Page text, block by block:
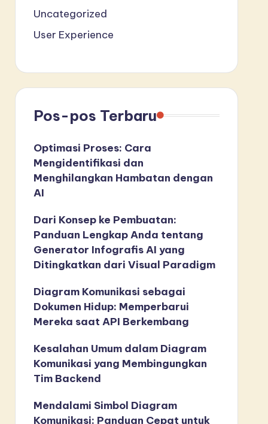
Uncategorized
User Experience
Pos-pos Terbaru
Optimasi Proses: Cara
Mengidentifikasi dan
Menghilangkan Hambatan dengan
AI
Dari Konsep ke Pembuatan:
Panduan Lengkap Anda tentang
Generator Infografis AI yang
Ditingkatkan dari Visual Paradigm
Diagram Komunikasi sebagai
Dokumen Hidup: Memperbarui
Mereka saat API Berkembang
Kesalahan Umum dalam Diagram
Komunikasi yang Membingungkan
Tim Backend
Mendalami Simbol Diagram
Komunikasi: Panduan Cepat untuk